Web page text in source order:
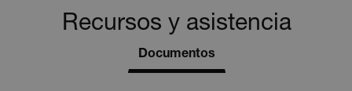
Recursos y asistencia
Documentos